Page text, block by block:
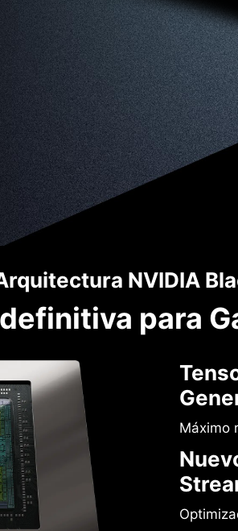
NVIDIA
para
Máximo